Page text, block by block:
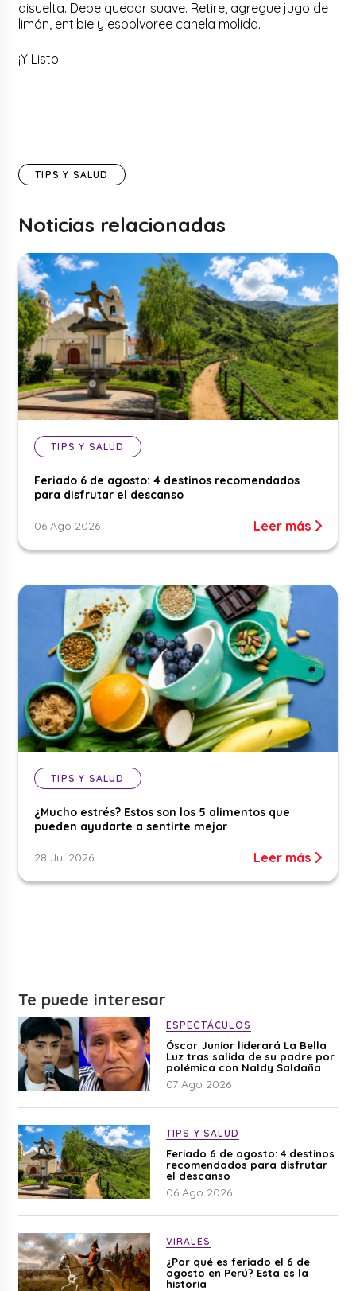
disuelta. Debe quedar suave. Retire, agregue jugo de
limón, entibie y espolvoree canela molida.
¡Y Listo!
TIPS Y SALUD
Noticias relacionadas
TIPS Y SALUD
Feriado 6 de agosto: 4 destinos recomendados
para disfrutar el descanso
06 Ago 2026 Leer más
TIPS Y SALUD
¿Mucho estrés? Estos son los 5 alimentos que
pueden ayudarte a sentirte mejor
28 Jul 2026 Leer más
Te puede interesar
ESPECTÁCULOS
Óscar Junior liderará La Bella
Luz tras salida de su padre por
polémica con Naldy Saldaña
07 Ago 2026
TIPS Y SALUD
Feriado 6 de agosto: 4 destinos
recomendados para disfrutar
el descanso
06 Ago 2026
VIRALES
¿Por qué es feriado el 6 de
agosto en Perú? Esta es la
historia